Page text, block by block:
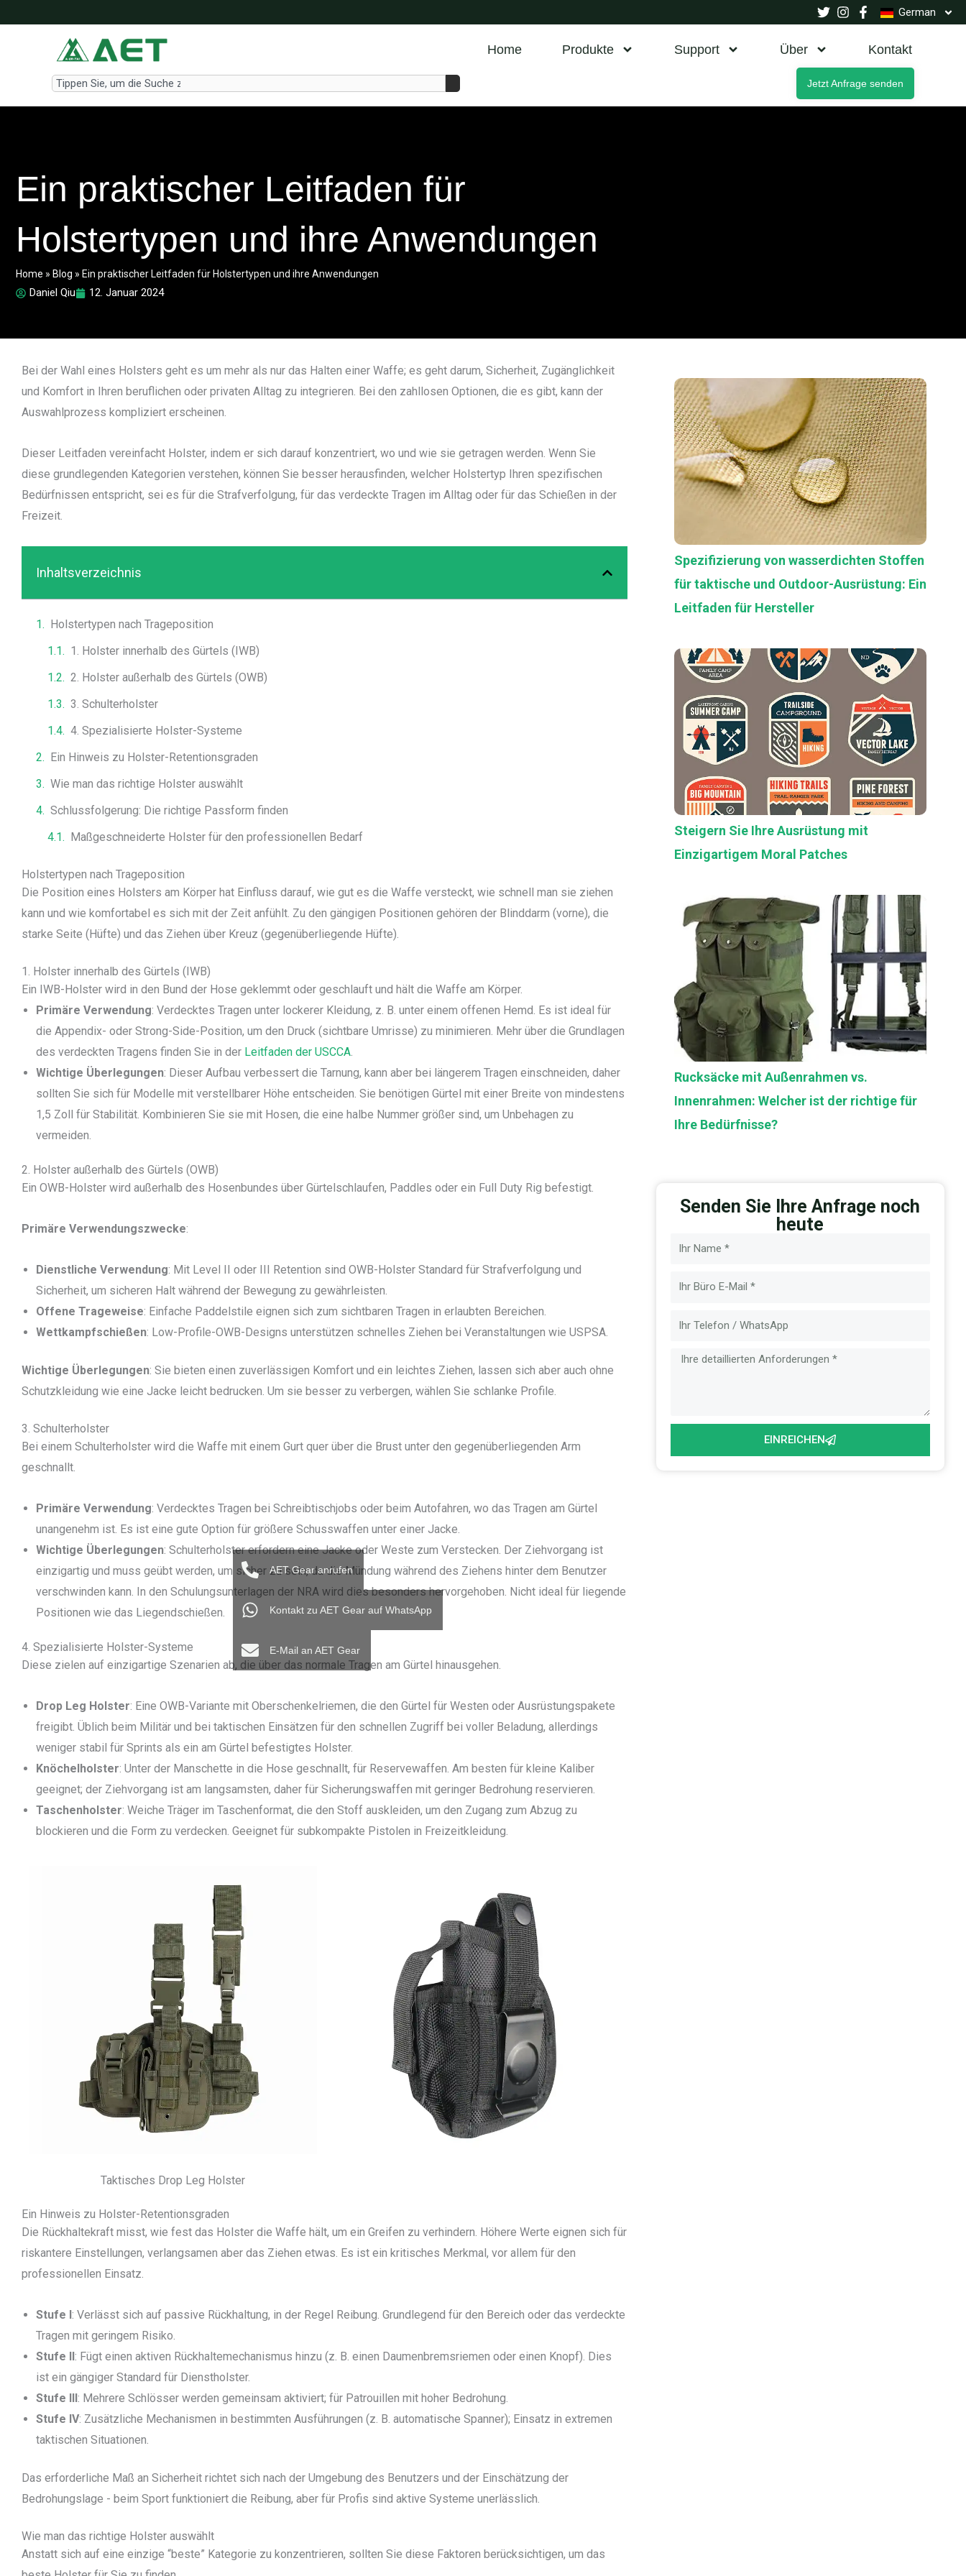
Inhalt
German
Home Produkte Support Über Kontakt
Search Jetzt Anfrage senden
Ein praktischer Leitfaden für
Holstertypen und ihre Anwendungen
Home » Blog » Ein praktischer Leitfaden für Holstertypen und ihre Anwendungen
Daniel Qiu 12. Januar 2024
Bei der Wahl eines Holsters geht es um mehr als nur das Halten einer Waffe; es geht darum, Sicherheit, Zugänglichkeit
und Komfort in Ihren beruflichen oder privaten Alltag zu integrieren. Bei den zahllosen Optionen, die es gibt, kann der
Auswahlprozess kompliziert erscheinen.
Dieser Leitfaden vereinfacht Holster, indem er sich darauf konzentriert, wo und wie sie getragen werden. Wenn Sie
diese grundlegenden Kategorien verstehen, können Sie besser herausfinden, welcher Holstertyp Ihren spezifischen
Bedürfnissen entspricht, sei es für die Strafverfolgung, für das verdeckte Tragen im Alltag oder für das Schießen in der
Freizeit.
Inhaltsverzeichnis
Holstertypen nach Trageposition
1. Holster innerhalb des Gürtels (IWB)
2. Holster außerhalb des Gürtels (OWB)
3. Schulterholster
4. Spezialisierte Holster-Systeme
Ein Hinweis zu Holster-Retentionsgraden
Wie man das richtige Holster auswählt
Schlussfolgerung: Die richtige Passform finden
Maßgeschneiderte Holster für den professionellen Bedarf
Holstertypen nach Trageposition
Die Position eines Holsters am Körper hat Einfluss darauf, wie gut es die Waffe versteckt, wie schnell man sie ziehen
kann und wie komfortabel es sich mit der Zeit anfühlt. Zu den gängigen Positionen gehören der Blinddarm (vorne), die
starke Seite (Hüfte) und das Ziehen über Kreuz (gegenüberliegende Hüfte).
1. Holster innerhalb des Gürtels (IWB)
Ein IWB-Holster wird in den Bund der Hose geklemmt oder geschlauft und hält die Waffe am Körper.
Primäre Verwendung: Verdecktes Tragen unter lockerer Kleidung, z. B. unter einem offenen Hemd. Es ist ideal für
die Appendix- oder Strong-Side-Position, um den Druck (sichtbare Umrisse) zu minimieren. Mehr über die Grundlagen
des verdeckten Tragens finden Sie in der Leitfaden der USCCA.
Wichtige Überlegungen: Dieser Aufbau verbessert die Tarnung, kann aber bei längerem Tragen einschneiden, daher
sollten Sie sich für Modelle mit verstellbarer Höhe entscheiden. Sie benötigen Gürtel mit einer Breite von mindestens
1,5 Zoll für Stabilität. Kombinieren Sie sie mit Hosen, die eine halbe Nummer größer sind, um Unbehagen zu
vermeiden.
2. Holster außerhalb des Gürtels (OWB)
Ein OWB-Holster wird außerhalb des Hosenbundes über Gürtelschlaufen, Paddles oder ein Full Duty Rig befestigt.
Primäre Verwendungszwecke:
Dienstliche Verwendung: Mit Level II oder III Retention sind OWB-Holster Standard für Strafverfolgung und
Sicherheit, um sicheren Halt während der Bewegung zu gewährleisten.
Offene Trageweise: Einfache Paddelstile eignen sich zum sichtbaren Tragen in erlaubten Bereichen.
Wettkampfschießen: Low-Profile-OWB-Designs unterstützen schnelles Ziehen bei Veranstaltungen wie USPSA.
Wichtige Überlegungen: Sie bieten einen zuverlässigen Komfort und ein leichtes Ziehen, lassen sich aber auch ohne
Schutzkleidung wie eine Jacke leicht bedrucken. Um sie besser zu verbergen, wählen Sie schlanke Profile.
3. Schulterholster
Bei einem Schulterholster wird die Waffe mit einem Gurt quer über die Brust unter den gegenüberliegenden Arm
geschnallt.
Primäre Verwendung: Verdecktes Tragen bei Schreibtischjobs oder beim Autofahren, wo das Tragen am Gürtel
unangenehm ist. Es ist eine gute Option für größere Schusswaffen unter einer Jacke.
Wichtige Überlegungen: Schulterholster erfordern eine Jacke oder Weste zum Verstecken. Der Ziehvorgang ist
einzigartig und muss geübt werden, um sicher zu sein, da die Mündung während des Ziehens hinter dem Benutzer
verschwinden kann. In den Schulungsunterlagen der NRA wird dies besonders hervorgehoben. Nicht ideal für liegende
Positionen wie das Liegendschießen.
4. Spezialisierte Holster-Systeme
Diese zielen auf einzigartige Szenarien ab, die über das normale Tragen am Gürtel hinausgehen.
Drop Leg Holster: Eine OWB-Variante mit Oberschenkelriemen, die den Gürtel für Westen oder Ausrüstungspakete
freigibt. Üblich beim Militär und bei taktischen Einsätzen für den schnellen Zugriff bei voller Beladung, allerdings
weniger stabil für Sprints als ein am Gürtel befestigtes Holster.
Knöchelholster: Unter der Manschette in die Hose geschnallt, für Reservewaffen. Am besten für kleine Kaliber
geeignet; der Ziehvorgang ist am langsamsten, daher für Sicherungswaffen mit geringer Bedrohung reservieren.
Taschenholster: Weiche Träger im Taschenformat, die den Stoff auskleiden, um den Zugang zum Abzug zu
blockieren und die Form zu verdecken. Geeignet für subkompakte Pistolen in Freizeitkleidung.
Taktisches Drop Leg Holster
Ein Hinweis zu Holster-Retentionsgraden
Die Rückhaltekraft misst, wie fest das Holster die Waffe hält, um ein Greifen zu verhindern. Höhere Werte eignen sich für
riskantere Einstellungen, verlangsamen aber das Ziehen etwas. Es ist ein kritisches Merkmal, vor allem für den
professionellen Einsatz.
Stufe I: Verlässt sich auf passive Rückhaltung, in der Regel Reibung. Grundlegend für den Bereich oder das verdeckte
Tragen mit geringem Risiko.
Stufe II: Fügt einen aktiven Rückhaltemechanismus hinzu (z. B. einen Daumenbremsriemen oder einen Knopf). Dies
ist ein gängiger Standard für Dienstholster.
Stufe III: Mehrere Schlösser werden gemeinsam aktiviert; für Patrouillen mit hoher Bedrohung.
Stufe IV: Zusätzliche Mechanismen in bestimmten Ausführungen (z. B. automatische Spanner); Einsatz in extremen
taktischen Situationen.
Das erforderliche Maß an Sicherheit richtet sich nach der Umgebung des Benutzers und der Einschätzung der
Bedrohungslage - beim Sport funktioniert die Reibung, aber für Profis sind aktive Systeme unerlässlich.
Wie man das richtige Holster auswählt
Anstatt sich auf eine einzige “beste” Kategorie zu konzentrieren, sollten Sie diese Faktoren berücksichtigen, um das
Spezifizierung von wasserdichten Stoffen
für taktische und Outdoor-Ausrüstung: Ein
Leitfaden für Hersteller
Steigern Sie Ihre Ausrüstung mit
Einzigartigem Moral Patches
Rucksäcke mit Außenrahmen vs.
Innenrahmen: Welcher ist der richtige für
Ihre Bedürfnisse?
Senden Sie Ihre Anfrage noch
heute
Name
E-
Nachricht
EINREICHEN
AET Gear anrufen
Kontakt zu AET Gear auf WhatsApp
E-Mail an AET Gear